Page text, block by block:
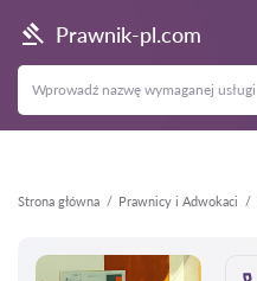
Prawnik-pl.com
Strona główna Prawnicy i Adwokaci
Wstecz